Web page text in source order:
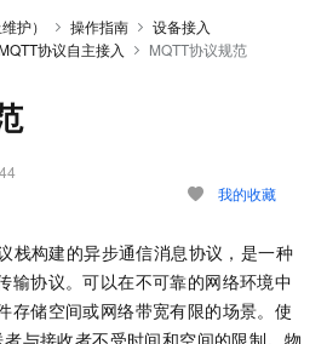
护） 操作指南
设备接入
协议自主接入 MQTT协议规范
我的收藏
栈构建的异步通信消息协议，是一种
输协议。可以在不可靠的网络环境中
存储空间或网络带宽有限的场景。使
与接收者不受时间和空间的限制。物